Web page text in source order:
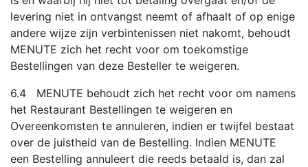
levering niet in ontvangst neemt of afhaalt of op enige
andere wijze zijn verbintenissen niet nakomt, behoudt
MENUTE zich het recht voor om toekomstige
Bestellingen van deze Besteller te weigeren.
6.4 MENUTE behoudt zich het recht voor om namens
het Restaurant Bestellingen te weigeren en
Overeenkomsten te annuleren, indien er twijfel bestaat
over de juistheid van de Bestelling. Indien MENUTE
een Bestelling annuleert die reeds betaald is, dan zal